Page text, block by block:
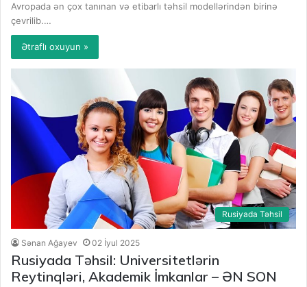
Avropada ən çox tanınan və etibarlı təhsil modellərindən birinə
çevrilib.…
Ətraflı oxuyun »
Rusiyada Təhsil
Sənan Ağayev 02 İyul 2025
Rusiyada Təhsil: Universitetlərin
Reytinqləri, Akademik İmkanlar – ƏN SON